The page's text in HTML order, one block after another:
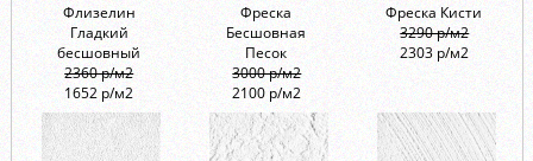
Флизелин
Гладкий
бесшовный
2360 р/м2
1652 р/м2
Фреска
Бесшовная
Песок
3000 р/м2
2100 р/м2
Фреска Кисти
3290 р/м2
2303 р/м2